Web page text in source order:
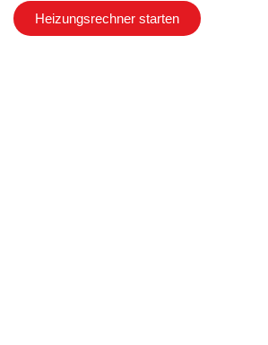
Heizungsrechner starten